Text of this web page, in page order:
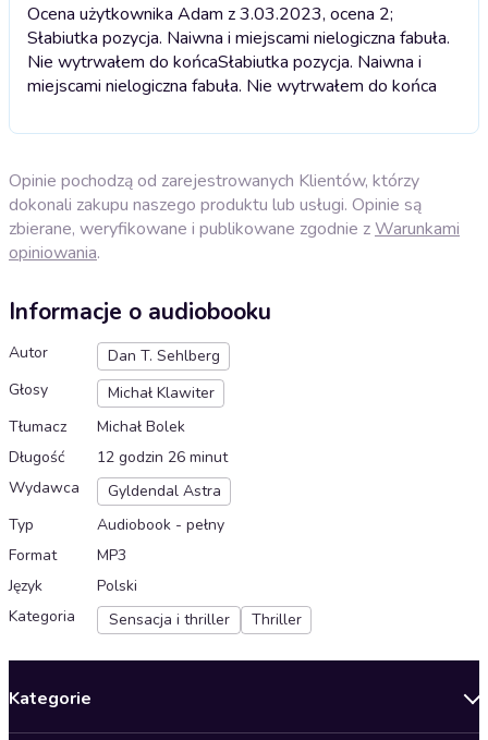
Ocena użytkownika Adam z 3.03.2023, ocena 2;
Słabiutka pozycja. Naiwna i miejscami nielogiczna fabuła.
Nie wytrwałem do końcaSłabiutka pozycja. Naiwna i
miejscami nielogiczna fabuła. Nie wytrwałem do końca
Opinie pochodzą od zarejestrowanych Klientów, którzy
dokonali zakupu naszego produktu lub usługi. Opinie są
zbierane, weryfikowane i publikowane zgodnie zWarunkami
opiniowania.
Informacje o audiobooku
Autor
Dan T. Sehlberg
Głosy
Michał Klawiter
Tłumacz
Michał Bolek
Długość
12 godzin 26 minut
Wydawca
Gyldendal Astra
Typ
Audiobook - pełny
Format
MP3
Język
Polski
Kategoria
Sensacja i thriller Thriller
Kategorie